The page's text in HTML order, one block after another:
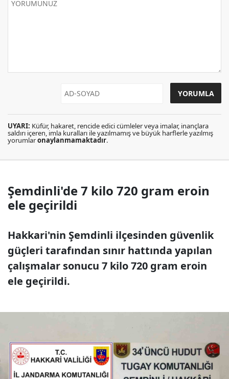
UYARI: Küfür, hakaret, rencide edici cümleler veya imalar, inançlara
saldırı içeren, imla kuralları ile yazılmamış ve büyük harflerle yazılmış
yorumlaronaylanmamaktadır.
Şemdinli'de 7 kilo 720 gram eroin
ele geçirildi
Hakkari'nin Şemdinli ilçesinden güvenlik
güçleri tarafından sınır hattında yapılan
çalışmalar sonucu 7 kilo 720 gram eroin
ele geçirildi.